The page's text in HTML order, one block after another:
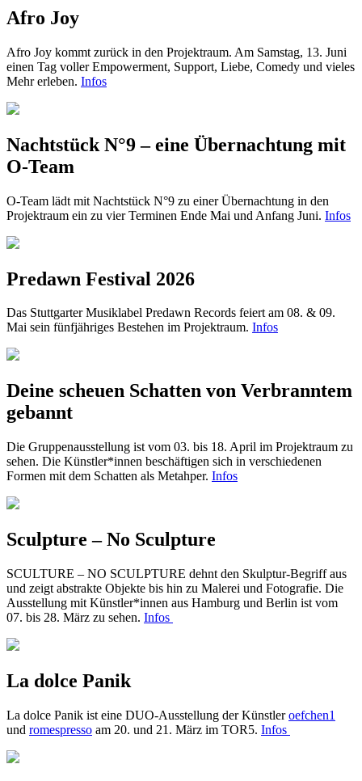
Afro Joy
Afro Joy kommt zurück in den Projektraum. Am Samstag, 13. Juni
einen Tag voller Empowerment, Support, Liebe, Comedy und vieles
Mehr erleben. Infos
Nachtstück N°9 – eine Übernachtung mit
O-Team
O-Team lädt mit Nachtstück N°9 zu einer Übernachtung in den
Projektraum ein zu vier Terminen Ende Mai und Anfang Juni. Infos
Predawn Festival 2026
Das Stuttgarter Musiklabel Predawn Records feiert am 08. & 09.
Mai sein fünfjähriges Bestehen im Projektraum. Infos
Deine scheuen Schatten von Verbranntem
gebannt
Die Gruppenausstellung ist vom 03. bis 18. April im Projektraum zu
sehen. Die Künstler*innen beschäftigen sich in verschiedenen
Formen mit dem Schatten als Metahper. Infos
Sculpture – No Sculpture
SCULTURE – NO SCULPTURE dehnt den Skulptur-Begriff aus
und zeigt abstrakte Objekte bis hin zu Malerei und Fotografie. Die
Ausstellung mit Künstler*innen aus Hamburg und Berlin ist vom
07. bis 28. März zu sehen. Infos
La dolce Panik
La dolce Panik ist eine DUO-Ausstellung der Künstleroefchen1
und romespresso am 20. und 21. März im TOR5. Infos